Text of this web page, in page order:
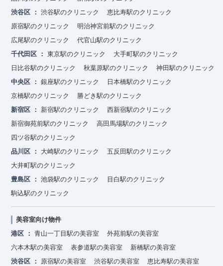
渋谷区
渋谷駅のクリニック
恵比寿駅のクリニック
原宿駅のクリニック
明治神宮前駅のクリニック
広尾駅のクリニック
代官山駅のクリニック
千代田区
東京駅のクリニック
大手町駅のクリニック
日比谷駅のクリニック
秋葉原駅のクリニック
神田駅のクリニック
中央区
銀座駅のクリニック
日本橋駅のクリニック
京橋駅のクリニック
勝どき駅のクリニック
新宿区
新宿駅のクリニック
西新宿駅のクリニック
新宿御苑前駅のクリニック
高田馬場駅のクリニック
四ツ谷駅のクリニック
品川区
大崎駅のクリニック
五反田駅のクリニック
大井町駅のクリニック
豊島区
池袋駅のクリニック
目白駅のクリニック
駒込駅のクリニック
美容室向け物件
港区
青山一丁目駅の美容室
外苑前駅の美容室
六本木駅の美容室
表参道駅の美容室
新橋駅の美容室
渋谷区
原宿駅の美容室 渋谷駅の美容室
恵比寿駅の美容室